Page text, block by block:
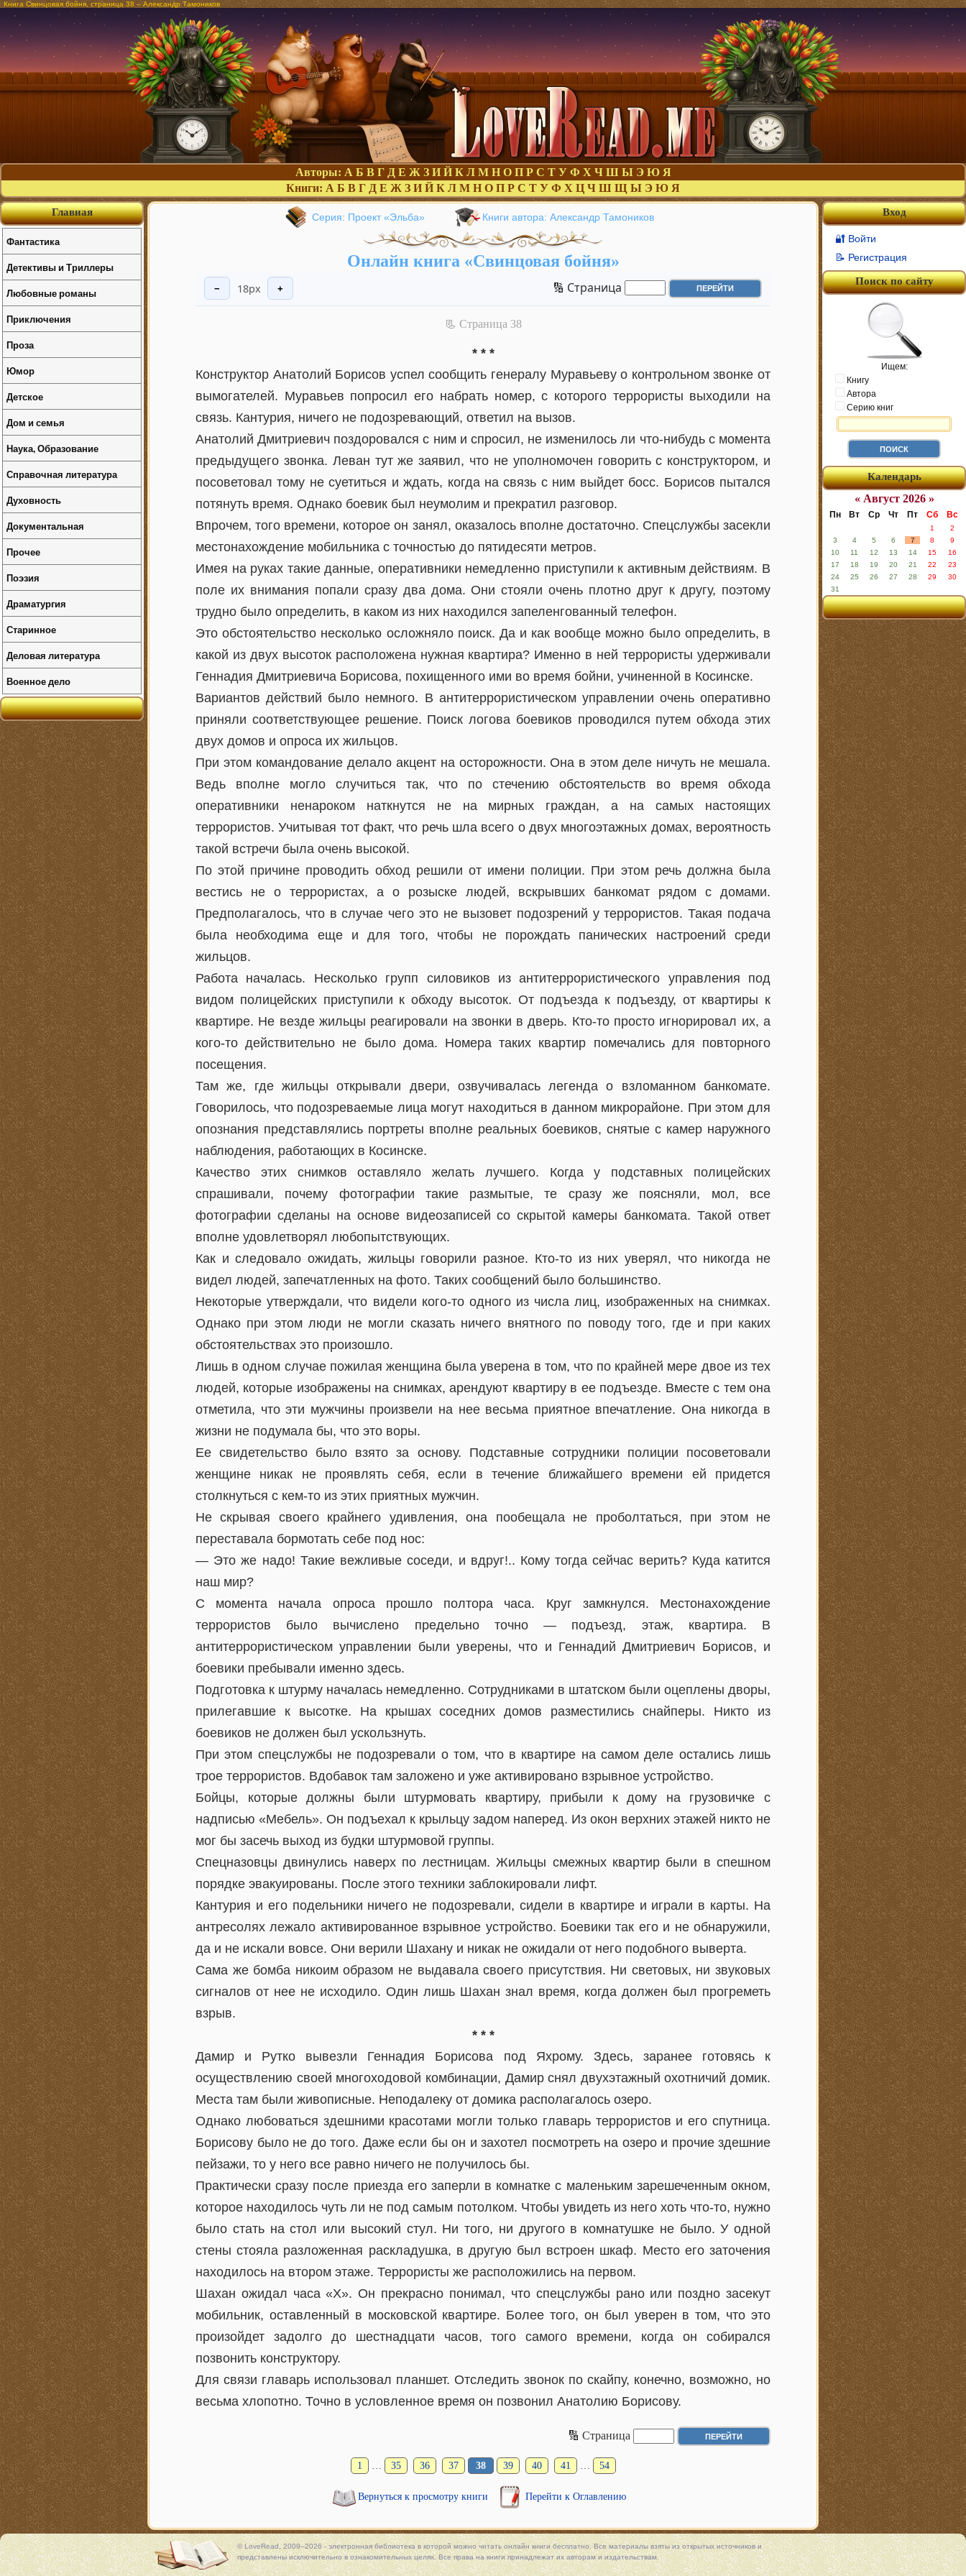
Книга Свинцовая бойня, страница 38 – Александр Тамоников
Авторы: А Б В Г Д Е Ж З И Й К Л М Н О П Р С Т У Ф Х Ч Ш Ы Э Ю Я
Книги: А Б В Г Д Е Ж З И Й К Л М Н О П Р С Т У Ф Х Ц Ч Ш Щ Ы Э Ю Я
Серия: Проект «Эльба» Книги автора: Александр Тамоников
Онлайн книга «Свинцовая бойня»
− 18px + 🔢 Страница
📃 Cтраница 38
* * *
Конструктор Анатолий Борисов успел сообщить генералу Муравьеву о контрольном звонке от
вымогателей. Муравьев попросил его набрать номер, с которого террористы выходили на
связь. Кантурия, ничего не подозревающий, ответил на вызов.
Анатолий Дмитриевич поздоровался с ним и спросил, не изменилось ли что-нибудь с момента
предыдущего звонка. Леван тут же заявил, что не уполномочен говорить с конструктором, и
посоветовал тому не суетиться и ждать, когда на связь с ним выйдет босс. Борисов пытался
потянуть время. Однако боевик был неумолим и прекратил разговор.
Впрочем, того времени, которое он занял, оказалось вполне достаточно. Спецслужбы засекли
местонахождение мобильника с точностью до пятидесяти метров.
Имея на руках такие данные, оперативники немедленно приступили к активным действиям. В
поле их внимания попали сразу два дома. Они стояли очень плотно друг к другу, поэтому
трудно было определить, в каком из них находился запеленгованный телефон.
Это обстоятельство несколько осложняло поиск. Да и как вообще можно было определить, в
какой из двух высоток расположена нужная квартира? Именно в ней террористы удерживали
Геннадия Дмитриевича Борисова, похищенного ими во время бойни, учиненной в Косинске.
Вариантов действий было немного. В антитеррористическом управлении очень оперативно
приняли соответствующее решение. Поиск логова боевиков проводился путем обхода этих
двух домов и опроса их жильцов.
При этом командование делало акцент на осторожности. Она в этом деле ничуть не мешала.
Ведь вполне могло случиться так, что по стечению обстоятельств во время обхода
оперативники ненароком наткнутся не на мирных граждан, а на самых настоящих
террористов. Учитывая тот факт, что речь шла всего о двух многоэтажных домах, вероятность
такой встречи была очень высокой.
По этой причине проводить обход решили от имени полиции. При этом речь должна была
вестись не о террористах, а о розыске людей, вскрывших банкомат рядом с домами.
Предполагалось, что в случае чего это не вызовет подозрений у террористов. Такая подача
была необходима еще и для того, чтобы не порождать панических настроений среди
жильцов.
Работа началась. Несколько групп силовиков из антитеррористического управления под
видом полицейских приступили к обходу высоток. От подъезда к подъезду, от квартиры к
квартире. Не везде жильцы реагировали на звонки в дверь. Кто-то просто игнорировал их, а
кого-то действительно не было дома. Номера таких квартир помечались для повторного
посещения.
Там же, где жильцы открывали двери, озвучивалась легенда о взломанном банкомате.
Говорилось, что подозреваемые лица могут находиться в данном микрорайоне. При этом для
опознания представлялись портреты вполне реальных боевиков, снятые с камер наружного
наблюдения, работающих в Косинске.
Качество этих снимков оставляло желать лучшего. Когда у подставных полицейских
спрашивали, почему фотографии такие размытые, те сразу же поясняли, мол, все
фотографии сделаны на основе видеозаписей со скрытой камеры банкомата. Такой ответ
вполне удовлетворял любопытствующих.
Как и следовало ожидать, жильцы говорили разное. Кто-то из них уверял, что никогда не
видел людей, запечатленных на фото. Таких сообщений было большинство.
Некоторые утверждали, что видели кого-то одного из числа лиц, изображенных на снимках.
Однако при этом люди не могли сказать ничего внятного по поводу того, где и при каких
обстоятельствах это произошло.
Лишь в одном случае пожилая женщина была уверена в том, что по крайней мере двое из тех
людей, которые изображены на снимках, арендуют квартиру в ее подъезде. Вместе с тем она
отметила, что эти мужчины произвели на нее весьма приятное впечатление. Она никогда в
жизни не подумала бы, что это воры.
Ее свидетельство было взято за основу. Подставные сотрудники полиции посоветовали
женщине никак не проявлять себя, если в течение ближайшего времени ей придется
столкнуться с кем-то из этих приятных мужчин.
Не скрывая своего крайнего удивления, она пообещала не проболтаться, при этом не
переставала бормотать себе под нос:
— Это же надо! Такие вежливые соседи, и вдруг!.. Кому тогда сейчас верить? Куда катится
наш мир?
С момента начала опроса прошло полтора часа. Круг замкнулся. Местонахождение
террористов было вычислено предельно точно — подъезд, этаж, квартира. В
антитеррористическом управлении были уверены, что и Геннадий Дмитриевич Борисов, и
боевики пребывали именно здесь.
Подготовка к штурму началась немедленно. Сотрудниками в штатском были оцеплены дворы,
прилегавшие к высотке. На крышах соседних домов разместились снайперы. Никто из
боевиков не должен был ускользнуть.
При этом спецслужбы не подозревали о том, что в квартире на самом деле остались лишь
трое террористов. Вдобавок там заложено и уже активировано взрывное устройство.
Бойцы, которые должны были штурмовать квартиру, прибыли к дому на грузовичке с
надписью «Мебель». Он подъехал к крыльцу задом наперед. Из окон верхних этажей никто не
мог бы засечь выход из будки штурмовой группы.
Спецназовцы двинулись наверх по лестницам. Жильцы смежных квартир были в спешном
порядке эвакуированы. После этого техники заблокировали лифт.
Кантурия и его подельники ничего не подозревали, сидели в квартире и играли в карты. На
антресолях лежало активированное взрывное устройство. Боевики так его и не обнаружили,
да и не искали вовсе. Они верили Шахану и никак не ожидали от него подобного выверта.
Сама же бомба никоим образом не выдавала своего присутствия. Ни световых, ни звуковых
сигналов от нее не исходило. Один лишь Шахан знал время, когда должен был прогреметь
взрыв.
* * *
Дамир и Рутко вывезли Геннадия Борисова под Яхрому. Здесь, заранее готовясь к
осуществлению своей многоходовой комбинации, Дамир снял двухэтажный охотничий домик.
Места там были живописные. Неподалеку от домика располагалось озеро.
Однако любоваться здешними красотами могли только главарь террористов и его спутница.
Борисову было не до того. Даже если бы он и захотел посмотреть на озеро и прочие здешние
пейзажи, то у него все равно ничего не получилось бы.
Практически сразу после приезда его заперли в комнатке с маленьким зарешеченным окном,
которое находилось чуть ли не под самым потолком. Чтобы увидеть из него хоть что-то, нужно
было стать на стол или высокий стул. Ни того, ни другого в комнатушке не было. У одной
стены стояла разложенная раскладушка, в другую был встроен шкаф. Место его заточения
находилось на втором этаже. Террористы же расположились на первом.
Шахан ожидал часа «Х». Он прекрасно понимал, что спецслужбы рано или поздно засекут
мобильник, оставленный в московской квартире. Более того, он был уверен в том, что это
произойдет задолго до шестнадцати часов, того самого времени, когда он собирался
позвонить конструктору.
Для связи главарь использовал планшет. Отследить звонок по скайпу, конечно, возможно, но
весьма хлопотно. Точно в условленное время он позвонил Анатолию Борисову.
🔢 Страница
1 … 35 36 37 38 39 40 41 … 54
Вернуться к просмотру книги Перейти к Оглавлению
Вход
🔐 Войти
📝 Регистрация
Поиск по сайту
Ищем:
Книгу
Автора
Серию книг
Календарь
« Август 2026 »
Пн Вт Ср Чт Пт Сб Вс
1
2
3
4 5 6 7 8
9
10
11 12 13 14 15
16
17
18 19 20 21 22
23
24
25 26 27 28 29
30
31
Главная
Фантастика
Детективы и Триллеры
Любовные романы
Приключения
Проза
Юмор
Детское
Дом и семья
Наука, Образование
Справочная литература
Духовность
Документальная
Прочее
Поэзия
Драматургия
Старинное
Деловая литература
Военное дело
© LoveRead, 2009–2026 - электронная библиотека в которой можночитать онлайн книгибесплатно. Все материалы взяты из открытых источников и
представлены исключительно в ознакомительных целях. Все права на книги принадлежат их авторам и издательствам.